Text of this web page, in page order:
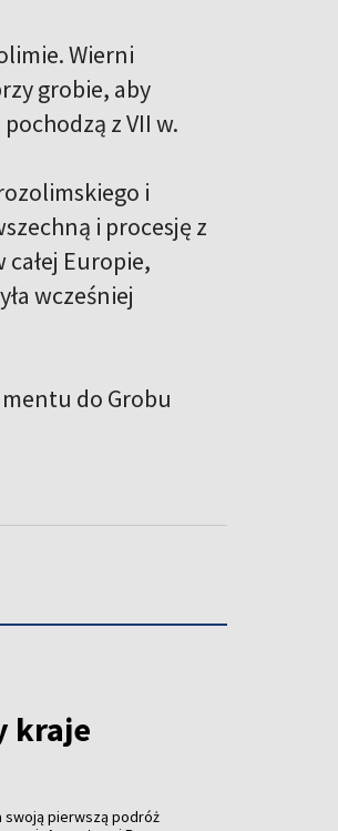
Wierni
grobie, aby
z VII w.
i
i procesję z
Europie,
wcześniej
do Grobu
kraje
swoją pierwszą podróż